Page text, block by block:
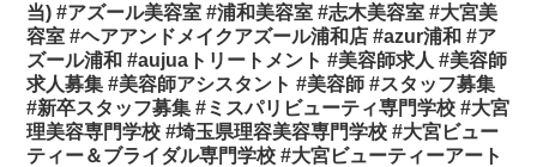
当) #アズール美容室 #浦和美容室 #志木美容室 #大宮美
容室 #ヘアアンドメイクアズール浦和店 #azur浦和 #ア
ズール浦和 #aujuaトリートメント #美容師求人 #美容師
求人募集 #美容師アシスタント #美容師 #スタッフ募集
#新卒スタッフ募集 #ミスパリビューティ専門学校 #大宮
理美容専門学校 #埼玉県理容美容専門学校 #大宮ビュー
ティー＆ブライダル専門学校 #大宮ビューティーアート